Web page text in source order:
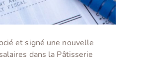
et signé une nouvelle
dans la Pâtisserie